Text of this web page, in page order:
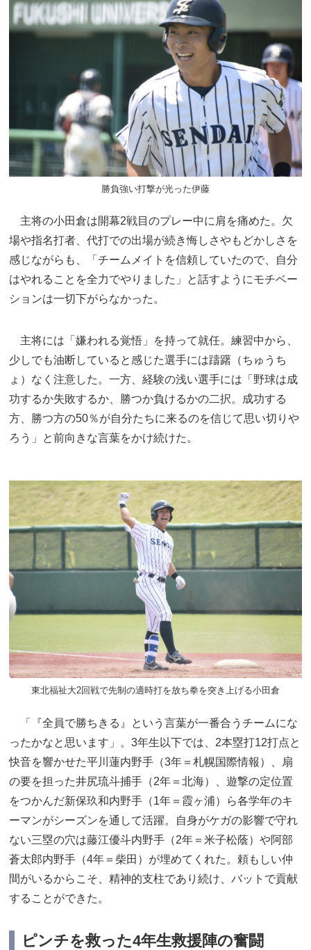
勝負強い打撃が光った伊藤
主将の小田倉は開幕2戦目のプレー中に肩を痛めた。欠
場や指名打者、代打での出場が続き悔しさやもどかしさを
感じながらも、「チームメイトを信頼していたので、自分
はやれることを全力でやりました」と話すようにモチベー
ションは一切下がらなかった。
主将には「嫌われる覚悟」を持って就任。練習中から、
少しでも油断していると感じた選手には躊躇（ちゅうち
ょ）なく注意した。一方、経験の浅い選手には「野球は成
功するか失敗するか、勝つか負けるかの二択。成功する
方、勝つ方の50％が自分たちに来るのを信じて思い切りや
ろう」と前向きな言葉をかけ続けた。
東北福祉大2回戦で先制の適時打を放ち拳を突き上げる小田倉
「『全員で勝ちきる』という言葉が一番合うチームにな
ったかなと思います」。3年生以下では、2本塁打12打点と
快音を響かせた平川蓮内野手（3年＝札幌国際情報）、扇
の要を担った井尻琉斗捕手（2年＝北海）、遊撃の定位置
をつかんだ新保玖和内野手（1年＝霞ヶ浦）ら各学年のキ
ーマンがシーズンを通して活躍。自身がケガの影響で守れ
ない三塁の穴は藤江優斗内野手（2年＝米子松蔭）や阿部
蒼太郎内野手（4年＝柴田）が埋めてくれた。頼もしい仲
間がいるからこそ、精神的支柱であり続け、バットで貢献
することができた。
ピンチを救った4年生救援陣の奮闘